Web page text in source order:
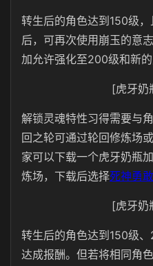
转生后的角色达到150级，
后，可再次使用崩玉的意
加允许强化至200级和新的
[虎牙奶
解锁灵魂特性习得需要与
回之轮可通过轮回修炼场
家可以下载一个虎牙奶瓶
炼场，下载后选择死神勇
[虎牙奶
转生后的角色达到150级、
达成报酬。但若将相同角